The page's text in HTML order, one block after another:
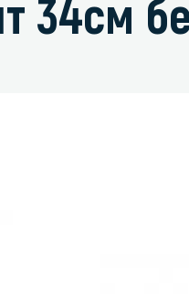
34см